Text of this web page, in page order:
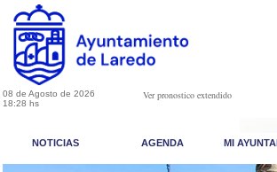
08 de Agosto de 2026
18:28 hs
Ver pronostico extendido
NOTICIAS AGENDA MI